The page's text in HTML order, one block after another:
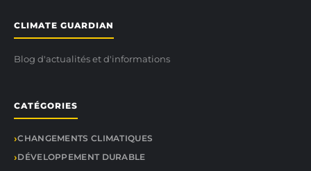
CLIMATE GUARDIAN
Blog d'actualités et d'informations
CATÉGORIES
CHANGEMENTS CLIMATIQUES
DÉVELOPPEMENT DURABLE